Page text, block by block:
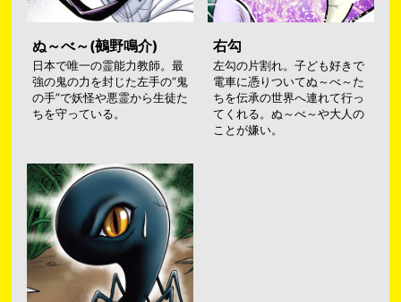
ぬ～べ～(鵺野鳴介)
日本で唯一の霊能力教師。最
強の鬼の力を封じた左手の“鬼
の手”で妖怪や悪霊から生徒た
ちを守っている。
右勾
左勾の片割れ。子ども好きで
電車に憑りついてぬ～べ～た
ちを伝承の世界へ連れて行っ
てくれる。ぬ～べ～や大人の
ことが嫌い。